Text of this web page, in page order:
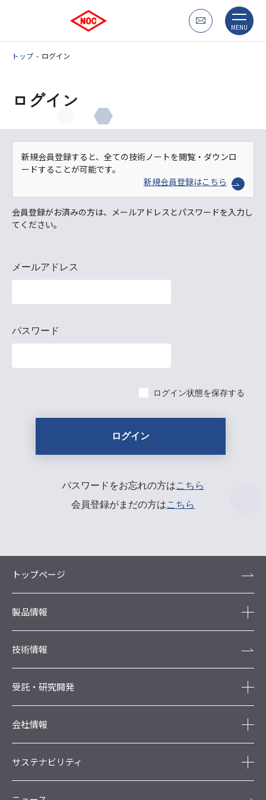
MENU
トップ ログイン
ログイン
新規会員登録すると、全ての技術ノートを閲覧・ダウンロ
ードすることが可能です。
新規会員登録はこちら
会員登録がお済みの方は、メールアドレスとパスワードを入力し
てください。
メールアドレス
パスワード
ログイン状態を保存する
パスワードをお忘れの方はこちら
会員登録がまだの方はこちら
トップページ
製品情報
技術情報
受託・研究開発
会社情報
サステナビリティ